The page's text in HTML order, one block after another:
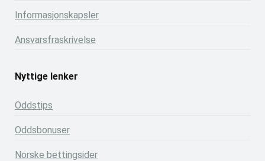
Informasjonskapsler
Ansvarsfraskrivelse
Nyttige lenker
Oddstips
Oddsbonuser
Norske bettingsider